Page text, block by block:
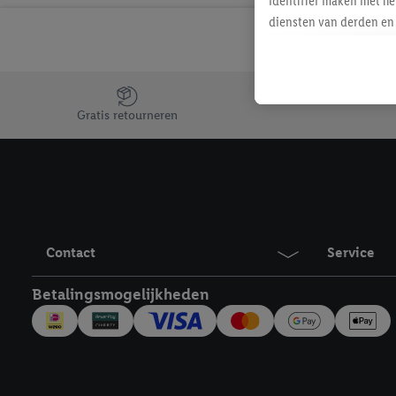
Jouw voordelen bij ons als Lidl webshop klant
Gratis retourneren
Contact Service
Betalingsmogelijkheden
diensten van derden
Als je hiervoor
eerder interesse hebt
maar het niet te
mailadres en met
Onder "Aanpassen"
Door te klikken op
technieken worden
inclusief over de
trekken, vind je in onze
over de cookies die